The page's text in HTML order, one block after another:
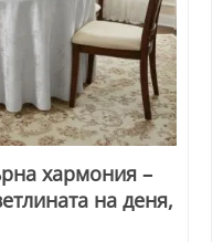
хармония –
на деня,